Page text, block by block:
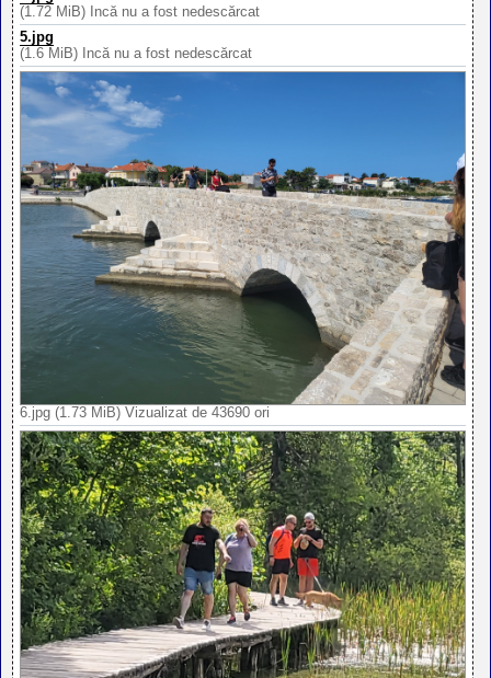
(1.72 MiB) Încă nu a fost nedescărcat
5.jpg
(1.6 MiB) Încă nu a fost nedescărcat
6.jpg (1.73 MiB) Vizualizat de 43690 ori